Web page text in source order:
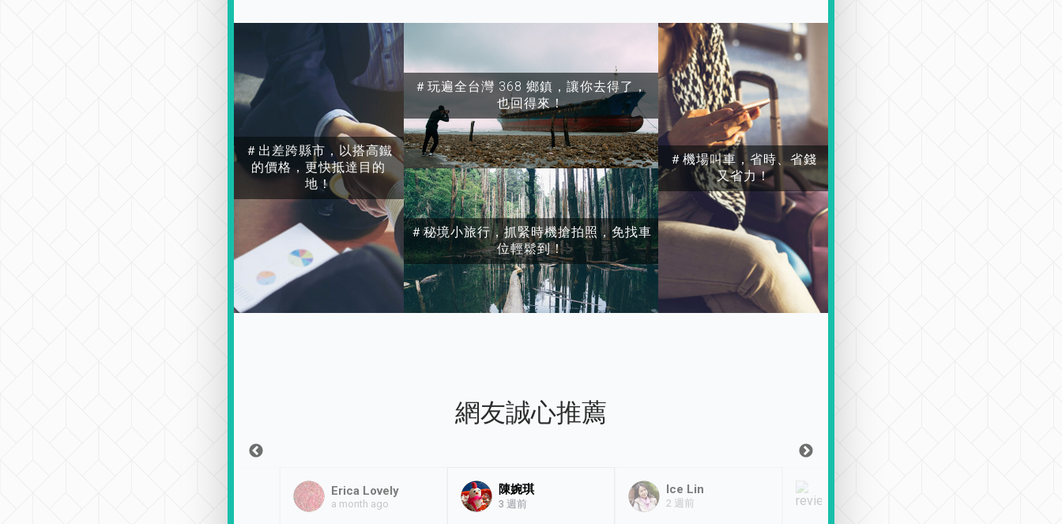
＃出差跨縣市，以搭高鐵
的價格，更快抵達目的
地！
＃玩遍全台灣 368 鄉鎮，讓你去得了，
也回得來！
＃秘境小旅行，抓緊時機搶拍照，免找車
位輕鬆到！
＃機場叫車，省時、省錢
又省力！
網友誠心推薦
Erica Lovely
a month ago
陳婉琪
3 週前
Ice Lin
2 週前